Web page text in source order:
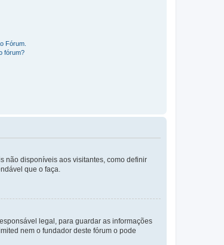
Fórum.
fórum?
não disponíveis aos visitantes, como definir
que o faça.
legal, para guardar as informações
nem o fundador deste fórum o pode